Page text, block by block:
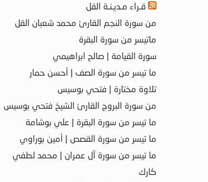
قـراء مـديـنـة القل
من سورة النجم القارئ محمد شعبان القل
ماتيسر من سورة البقرة
سورة القيامة | صالح ابراهيمي
ما تيسر من سورة الصف | أحسن حمار
تلاوة مختارة | فتحي بوسيس
من سورة البروج القارئ الشيخ فتحي بوسيس
ما تيسر من سورة البقرة | علي بوشامة
ما تيسر من سورة القصص | أمين بوراوي
ما تيسر من سورة آل عمران | محمد لطفي
كارك